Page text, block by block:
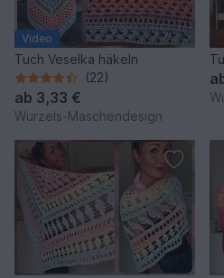
Video
Tuch Veselka häkeln
(22)
ab 3,33 €
Wurzels-Maschendesign